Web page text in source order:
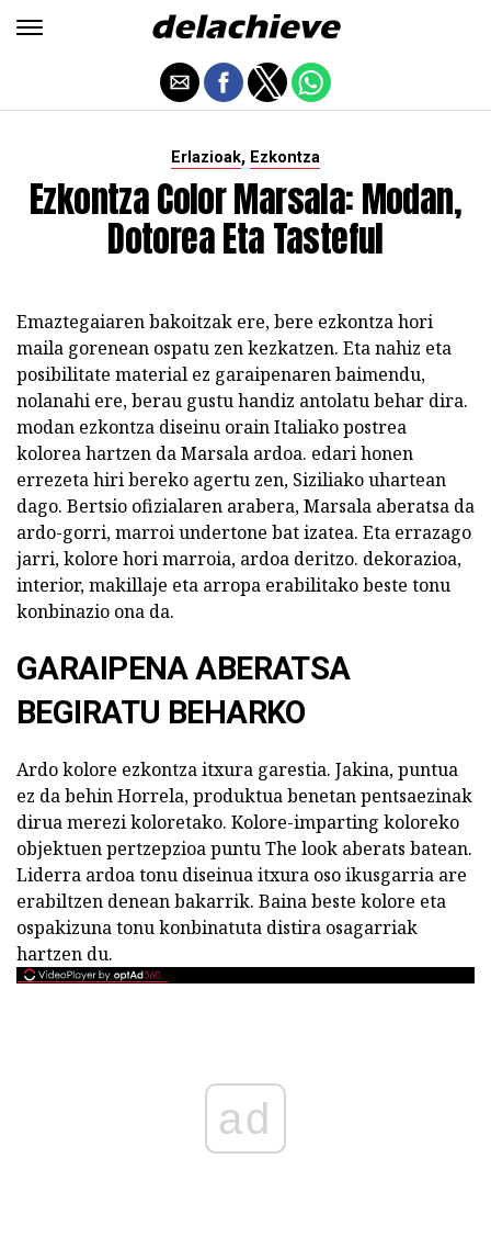
Erlazioak, Ezkontza
Ezkontza Color Marsala: Modan,
Dotorea Eta Tasteful
Emaztegaiaren bakoitzak ere, bere ezkontza hori
maila gorenean ospatu zen kezkatzen. Eta nahiz eta
posibilitate material ez garaipenaren baimendu,
nolanahi ere, berau gustu handiz antolatu behar dira.
modan ezkontza diseinu orain Italiako postrea
kolorea hartzen da Marsala ardoa. edari honen
errezeta hiri bereko agertu zen, Siziliako uhartean
dago. Bertsio ofizialaren arabera, Marsala aberatsa da
ardo-gorri, marroi undertone bat izatea. Eta errazago
jarri, kolore hori marroia, ardoa deritzo. dekorazioa,
interior, makillaje eta arropa erabilitako beste tonu
konbinazio ona da.
GARAIPENA ABERATSA
BEGIRATU BEHARKO
Ardo kolore ezkontza itxura garestia. Jakina, puntua
ez da behin Horrela, produktua benetan pentsaezinak
dirua merezi koloretako. Kolore-imparting koloreko
objektuen pertzepzioa puntu The look aberats batean.
Liderra ardoa tonu diseinua itxura oso ikusgarria are
erabiltzen denean bakarrik. Baina beste kolore eta
ospakizuna tonu konbinatuta distira osagarriak
hartzen du.
ad